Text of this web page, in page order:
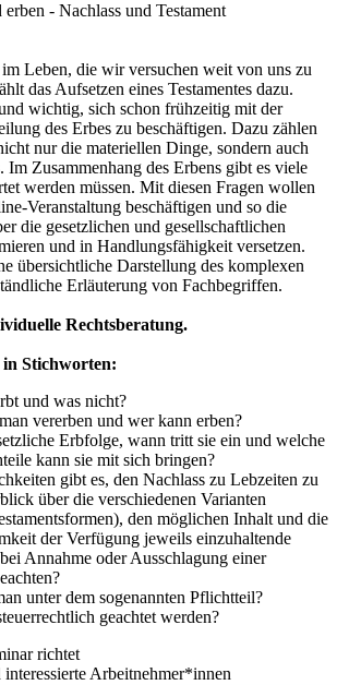
- Nachlass und Testament
Leben, die wir versuchen weit von uns zu
das Aufsetzen eines Testamentes dazu.
wichtig, sich schon frühzeitig mit der
des Erbes zu beschäftigen. Dazu zählen
nur die materiellen Dinge, sondern auch
Im Zusammenhang des Erbens gibt es viele
werden müssen. Mit diesen Fragen wollen
Veranstaltung beschäftigen und so die
die gesetzlichen und gesellschaftlichen
und in Handlungsfähigkeit versetzen.
übersichtliche Darstellung des komplexen
Erläuterung von Fachbegriffen.
Rechtsberatung.
Stichworten:
und was nicht?
vererben und wer kann erben?
Erbfolge, wann tritt sie ein und welche
kann sie mit sich bringen?
gibt es, den Nachlass zu Lebzeiten zu
über die verschiedenen Varianten
den möglichen Inhalt und die
der Verfügung jeweils einzuhaltende
Annahme oder Ausschlagung einer
unter dem sogenannten Pflichtteil?
geachtet werden?
richtet
Arbeitnehmer*innen